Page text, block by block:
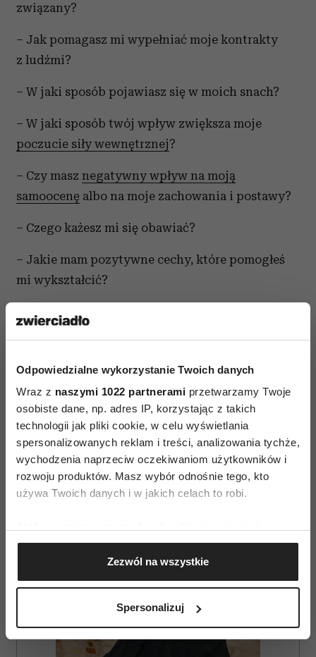
Odpowiedzialne wykorzystanie Twoich danych
Wraz z naszymi 1022 partnerami przetwarzamy Twoje
osobiste dane, np. adres IP, korzystając z takich
technologii jak pliki cookie, w celu wyświetlania
spersonalizowanych reklam i treści, analizowania tychże,
wychodzenia naprzeciw oczekiwaniom użytkowników i
rozwoju produktów. Masz wybór odnośnie tego, kto
używa Twoich danych i w jakich celach to robi.
Gromadzić dane dotyczące Twojej lokalizacji
geograficznej z dokładnością nawet do kilku metrów
Identyfikować Twoje urządzenie, aktywnie
(fingerprinting, czyli wirtualny odcisk palca)
dane są przetwarzane oraz ustaw własne preferencje w
Zezwól na wszystkie
Spersonalizuj
związany?
– Jak pomagasz mi wypełniać moje kontrakty
z ludźmi?
– W jaki sposób pojawiasz się w moich snach?
– W jaki sposób twój wpływ zwiększa moje
poczucie siły wewnętrznej?
– Czy masz negatywny wpływ na moją
samoocenę albo na moje zachowania i postawy?
– Czego każesz mi się obawiać?
– Jakie mam pozytywne cechy, które pomogłeś
mi wykształcić?
– Czego nauczyłam się ostatnio, co pochodzi
– Jaką radę chcesz mi dać w tym momencie?
AUTOPROMOCJA